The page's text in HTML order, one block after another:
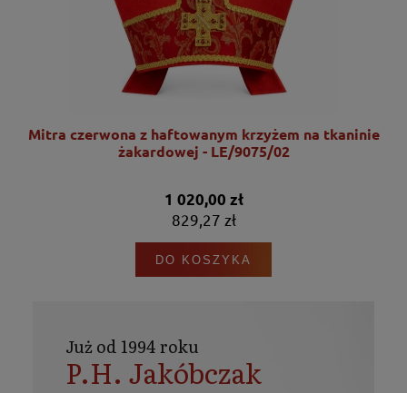
Mitra czerwona z haftowanym krzyżem na tkaninie
żakardowej - LE/9075/02
1 020,00 zł
829,27 zł
DO KOSZYKA
Już od 1994 roku
P.H. Jakóbczak